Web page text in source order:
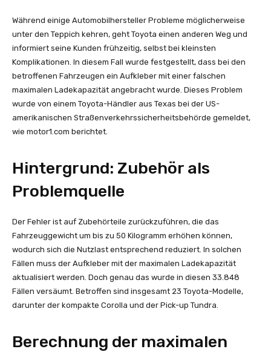
Während einige Automobilhersteller Probleme möglicherweise
unter den Teppich kehren, geht Toyota einen anderen Weg und
informiert seine Kunden frühzeitig, selbst bei kleinsten
Komplikationen. In diesem Fall wurde festgestellt, dass bei den
betroffenen Fahrzeugen ein Aufkleber mit einer falschen
maximalen Ladekapazität angebracht wurde. Dieses Problem
wurde von einem Toyota-Händler aus Texas bei der US-
amerikanischen Straßenverkehrssicherheitsbehörde gemeldet,
wie motor1.com berichtet.
Hintergrund: Zubehör als
Problemquelle
Der Fehler ist auf Zubehörteile zurückzuführen, die das
Fahrzeuggewicht um bis zu 50 Kilogramm erhöhen können,
wodurch sich die Nutzlast entsprechend reduziert. In solchen
Fällen muss der Aufkleber mit der maximalen Ladekapazität
aktualisiert werden. Doch genau das wurde in diesen 33.848
Fällen versäumt. Betroffen sind insgesamt 23 Toyota-Modelle,
darunter der kompakte Corolla und der Pick-up Tundra.
Berechnung der maximalen